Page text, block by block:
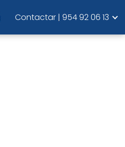
Contactar | 954 92 06 13